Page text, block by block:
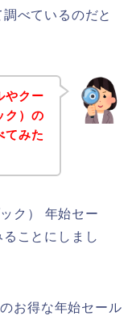
べているのだと
やクー
ク）の
てみた
ク） 年始セー
ことにしまし
お得な年始セール